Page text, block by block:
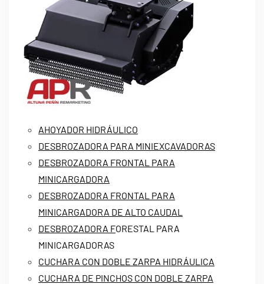
AHOYADOR HIDRÁULICO
DESBROZADORA PARA MINIEXCAVADORAS
DESBROZADORA FRONTAL PARA
MINICARGADORA
DESBROZADORA FRONTAL PARA
MINICARGADORA DE ALTO CAUDAL
DESBROZADORA FORESTAL PARA
MINICARGADORAS
CUCHARA CON DOBLE ZARPA HIDRÁULICA
CUCHARA DE PINCHOS CON DOBLE ZARPA